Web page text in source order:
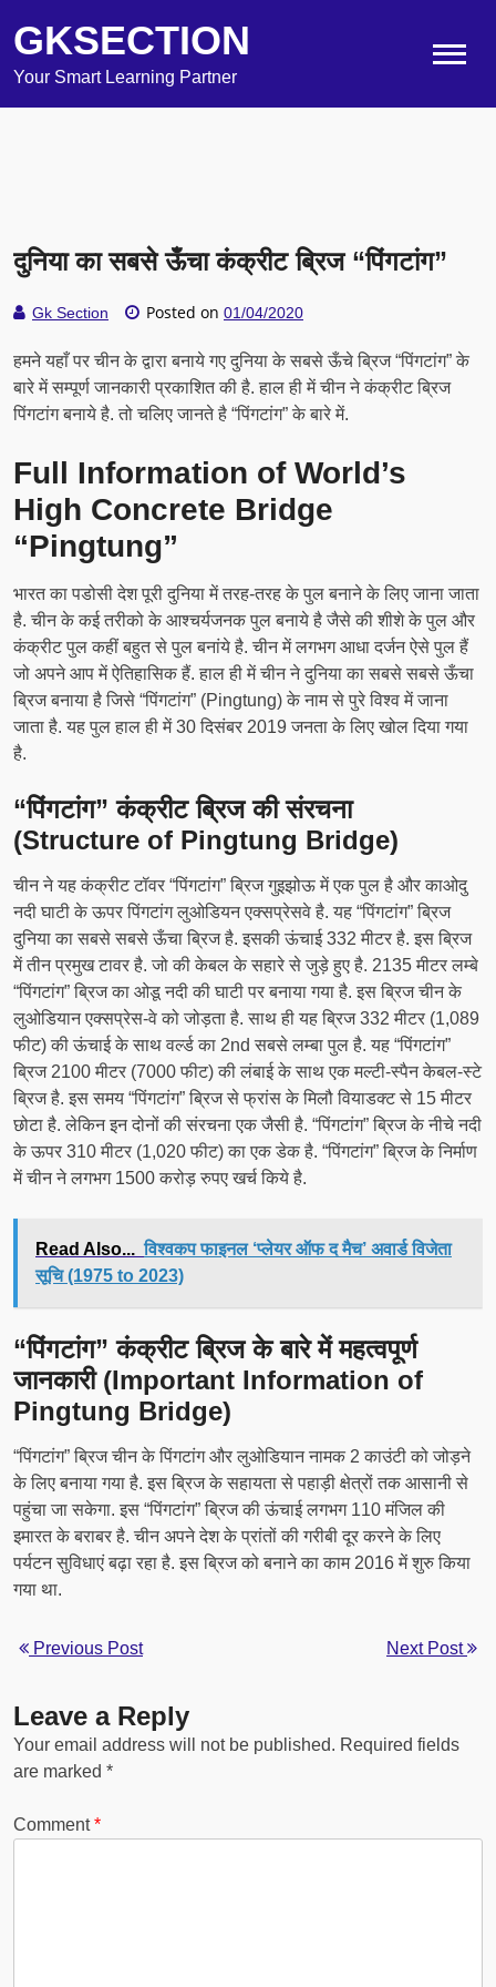
GKSECTION
Your Smart Learning Partner
दुनिया का सबसे ऊँचा कंक्रीट ब्रिज “पिंगटांग”
Gk Section Posted on 01/04/2020
हमने यहाँ पर चीन के द्वारा बनाये गए दुनिया के सबसे ऊँचे ब्रिज “पिंगटांग” के
बारे में सम्पूर्ण जानकारी प्रकाशित की है. हाल ही में चीन ने कंक्रीट ब्रिज
पिंगटांग बनाये है. तो चलिए जानते है “पिंगटांग” के बारे में.
Full Information of World’s
High Concrete Bridge
“Pingtung”
भारत का पडोसी देश पूरी दुनिया में तरह-तरह के पुल बनाने के लिए जाना जाता
है. चीन के कई तरीको के आश्चर्यजनक पुल बनाये है जैसे की शीशे के पुल और
कंक्रीट पुल कहीं बहुत से पुल बनांये है. चीन में लगभग आधा दर्जन ऐसे पुल हैं
जो अपने आप में ऐतिहासिक हैं. हाल ही में चीन ने दुनिया का सबसे सबसे ऊँचा
ब्रिज बनाया है जिसे “पिंगटांग” (Pingtung) के नाम से पुरे विश्व में जाना
जाता है. यह पुल हाल ही में 30 दिसंबर 2019 जनता के लिए खोल दिया गया
है.
“पिंगटांग” कंक्रीट ब्रिज की संरचना
(Structure of Pingtung Bridge)
चीन ने यह कंक्रीट टॉवर “पिंगटांग” ब्रिज गुइझोऊ में एक पुल है और काओदु
नदी घाटी के ऊपर पिंगटांग लुओडियन एक्सप्रेसवे है. यह “पिंगटांग” ब्रिज
दुनिया का सबसे सबसे ऊँचा ब्रिज है. इसकी ऊंचाई 332 मीटर है. इस ब्रिज
में तीन प्रमुख टावर है. जो की केबल के सहारे से जुड़े हुए है. 2135 मीटर लम्बे
“पिंगटांग” ब्रिज का ओडू नदी की घाटी पर बनाया गया है. इस ब्रिज चीन के
लुओडियान एक्सप्रेस-वे को जोड़ता है. साथ ही यह ब्रिज 332 मीटर (1,089
फीट) की ऊंचाई के साथ वर्ल्ड का 2nd सबसे लम्बा पुल है. यह “पिंगटांग”
ब्रिज 2100 मीटर (7000 फीट) की लंबाई के साथ एक मल्टी-स्पैन केबल-स्टे
ब्रिज है. इस समय “पिंगटांग” ब्रिज से फ्रांस के मिलौ वियाडक्ट से 15 मीटर
छोटा है. लेकिन इन दोनों की संरचना एक जैसी है. “पिंगटांग” ब्रिज के नीचे नदी
के ऊपर 310 मीटर (1,020 फीट) का एक डेक है. “पिंगटांग” ब्रिज के निर्माण
में चीन ने लगभग 1500 करोड़ रुपए खर्च किये है.
Read Also... विश्वकप फाइनल ‘प्लेयर ऑफ द मैच’ अवार्ड विजेता
सूचि (1975 to 2023)
“पिंगटांग” कंक्रीट ब्रिज के बारे में महत्वपूर्ण
जानकारी (Important Information of
Pingtung Bridge)
“पिंगटांग” ब्रिज चीन के पिंगटांग और लुओडियान नामक 2 काउंटी को जोड़ने
के लिए बनाया गया है. इस ब्रिज के सहायता से पहाड़ी क्षेत्रों तक आसानी से
पहुंचा जा सकेगा. इस “पिंगटांग” ब्रिज की ऊंचाई लगभग 110 मंजिल की
इमारत के बराबर है. चीन अपने देश के प्रांतों की गरीबी दूर करने के लिए
पर्यटन सुविधाएं बढ़ा रहा है. इस ब्रिज को बनाने का काम 2016 में शुरु किया
गया था.
Previous Post Next Post
Leave a Reply
Your email address will not be published. Required fields
are marked *
Comment*